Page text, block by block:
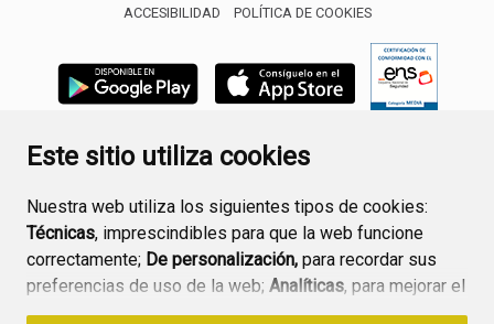
Este sitio utiliza cookies
Nuestra web utiliza los siguientes tipos de cookies:
Técnicas, imprescindibles para que la web funcione
correctamente; De personalización, para recordar sus
preferencias de uso de la web; Analíticas, para mejorar el
funcionamiento de la web y sus servicios.
ACCESIBILIDAD
POLÍTICA DE COOKIES